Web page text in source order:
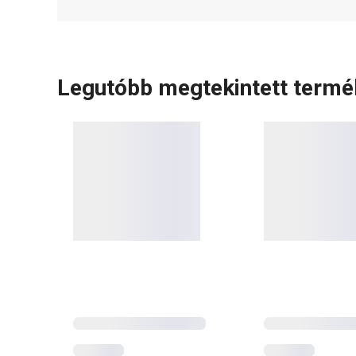
Legutóbb megtekintett